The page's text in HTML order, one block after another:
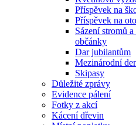
Příspěvek na
Příspěvek na
Sázení stromů
občánky
Dar jubilantům
Mezinárodní
Skipasy
Důležité zprávy
Evidence pálení
Fotky z akcí
Kácení dřevin